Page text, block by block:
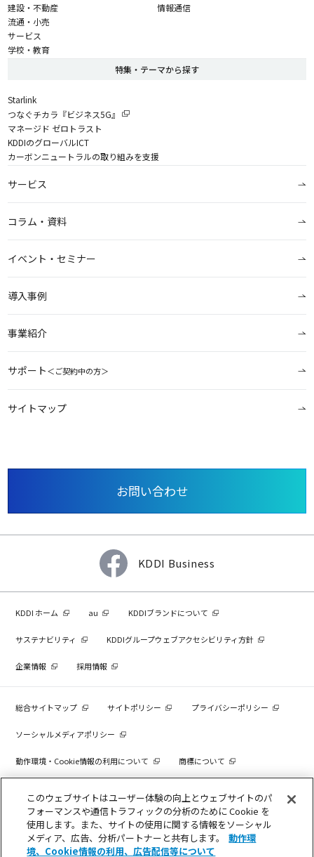
建設・不動産
流通・小売
サービス
学校・教育
情報通信
特集・テーマから探す
Starlink
つなぐチカラ『ビジネス5G』
マネージド ゼロトラスト
KDDIのグローバルICT
カーボンニュートラルの取り組みを支援
サービス
コラム・資料
イベント・セミナー
導入事例
事業紹介
サポート＜ご契約中の方＞
サイトマップ
お問い合わせ
KDDI Business
KDDI ホーム au KDDIブランドについて
サステナビリティ KDDIグループウェブアクセシビリティ方針
企業情報 採用情報
総合サイトマップ サイトポリシー プライバシーポリシー
ソーシャルメディアポリシー
動作環境・Cookie情報の利用について 商標について
COPYRIGHT © KDDI CORPORATION, ALL RIGHTS RESERVED.
このウェブサイトはユーザー体験の向上とウェブサイトのパ
フォーマンスや通信トラフィックの分析のために Cookie を
使用します。また、サイトの使用に関する情報をソーシャル
メディア、広告、分析パートナーと共有します。
動作環
境、Cookie情報の利用、広告配信等について